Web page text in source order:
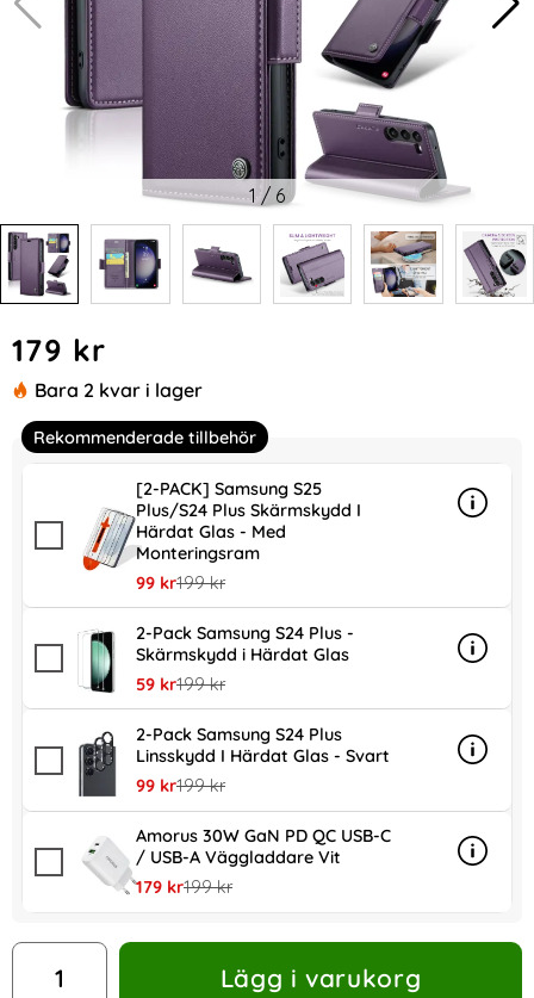
1/ 6
pris
179 kr
Bara 2 kvar i lager
Rekommenderade tillbehör
[2-PACK] Samsung S25
Plus/S24 Plus Skärmskydd I
Härdat Glas - Med
Monteringsram
rea pris
99 krtidigare pris
199 kr
Info
mer
2-Pack Samsung S24 Plus -
Skärmskydd i Härdat Glas
rea pris
59 krtidigare pris
199 kr
Info
mer
2-Pack Samsung S24 Plus
Linsskydd I Härdat Glas - Svart
rea pris
99 krtidigare pris
199 kr
Info
mer
Amorus 30W GaN PD QC USB-C
/ USB-A Väggladdare Vit
rea pris
179 krtidigare pris
199 kr
Info
mer
antal
Lägg i varukorg